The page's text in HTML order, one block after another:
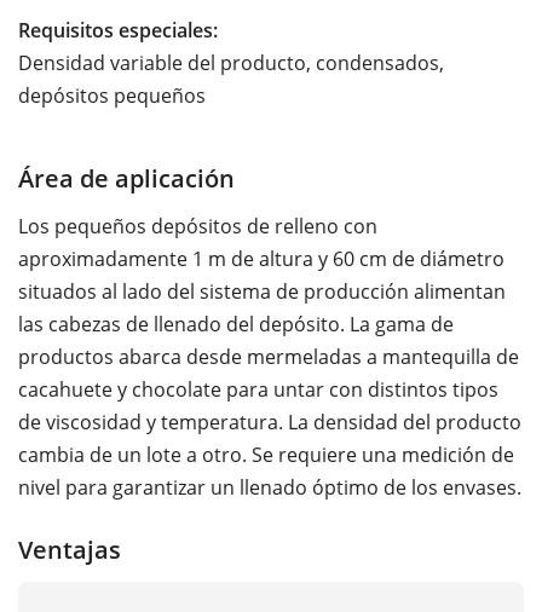
Requisitos especiales:
Densidad variable del producto, condensados,
depósitos pequeños
Área de aplicación
Los pequeños depósitos de relleno con
aproximadamente 1 m de altura y 60 cm de diámetro
situados al lado del sistema de producción alimentan
las cabezas de llenado del depósito. La gama de
productos abarca desde mermeladas a mantequilla de
cacahuete y chocolate para untar con distintos tipos
de viscosidad y temperatura. La densidad del producto
cambia de un lote a otro. Se requiere una medición de
nivel para garantizar un llenado óptimo de los envases.
Ventajas